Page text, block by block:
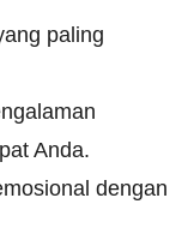
paling
Anda.
dengan